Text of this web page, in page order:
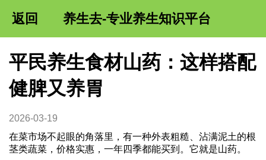
返回 养生去-专业养生知识平台
平民养生食材山药：这样搭配
健脾又养胃
2026-03-19
在菜市场不起眼的角落里，有一种外表粗糙、沾满泥土的根
茎类蔬菜，价格实惠，一年四季都能买到。它就是山药。